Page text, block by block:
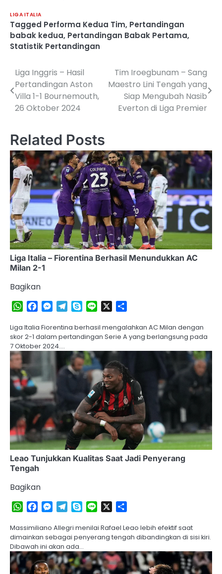
LIGA ITALIA
Tagged Performa Kedua Tim, Pertandingan
babak kedua, Pertandingan Babak Pertama,
Statistik Pertandingan
Post
navigation
Liga Inggris – Hasil
Pertandingan Aston
Villa 1-1 Bournemouth,
26 Oktober 2024
Tim Iroegbunam – Sang
Maestro Lini Tengah yang
Siap Mengubah Nasib
Everton di Liga Premier
Related Posts
Liga Italia – Fiorentina Berhasil Menundukkan AC
Milan 2-1
Bagikan
WhatsApp
Facebook
Messenger
Telegram
SkypeLine
Liga Italia Fiorentina berhasil mengalahkan AC Milan dengan
skor 2-1 dalam pertandingan Serie A yang berlangsung pada
7 Oktober 2024.…
Leao Tunjukkan Kualitas Saat Jadi Penyerang
Tengah
Bagikan
WhatsApp
Facebook
Messenger
Telegram
SkypeLine
Massimiliano Allegri menilai Rafael Leao lebih efektif saat
dimainkan sebagai penyerang tengah dibandingkan di sisi kiri.
Dibawah ini akan ada…